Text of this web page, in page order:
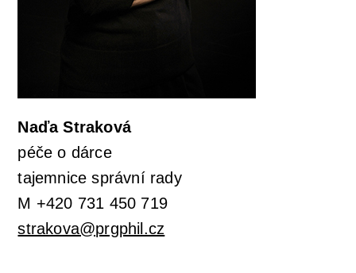
Naďa Straková
péče o dárce
tajemnice správní rady
M +420 731 450 719
strakova@prgphil.cz